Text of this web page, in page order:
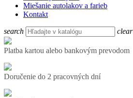
Miešanie autolakov a farieb
Kontakt
search clear
Platba kartou alebo bankovým prevodom
Doručenie do 2 pracovných dní